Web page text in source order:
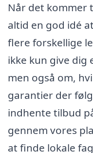
Når det kommer
altid en god idé
flere forskellige
ikke kun give dig
men også om,
garantier der
indhente tilbud
gennem vores
at finde lokale